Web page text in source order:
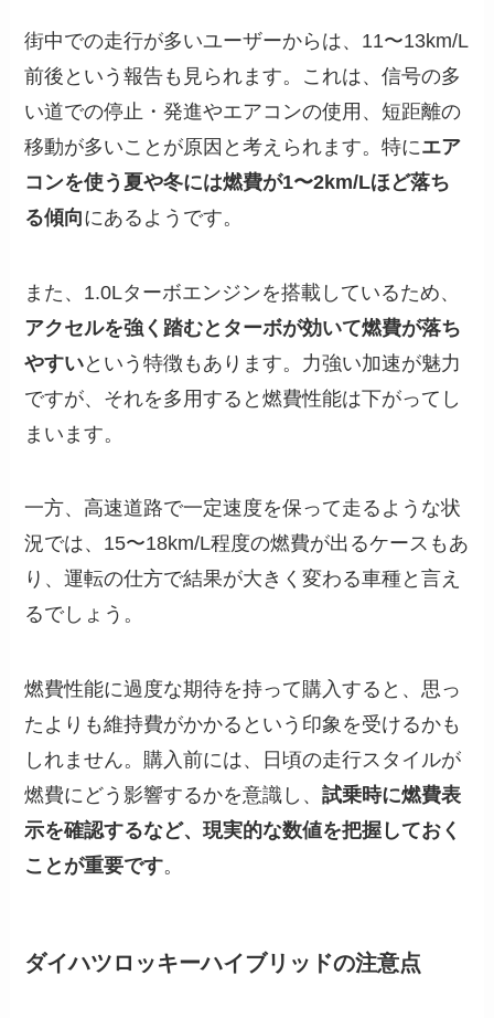
街中での走行が多いユーザーからは、11〜13km/L
前後という報告も見られます。これは、信号の多
い道での停止・発進やエアコンの使用、短距離の
移動が多いことが原因と考えられます。特にエア
コンを使う夏や冬には燃費が1〜2km/Lほど落ち
る傾向にあるようです。
また、1.0Lターボエンジンを搭載しているため、
アクセルを強く踏むとターボが効いて燃費が落ち
やすいという特徴もあります。力強い加速が魅力
ですが、それを多用すると燃費性能は下がってし
まいます。
一方、高速道路で一定速度を保って走るような状
況では、15〜18km/L程度の燃費が出るケースもあ
り、運転の仕方で結果が大きく変わる車種と言え
るでしょう。
燃費性能に過度な期待を持って購入すると、思っ
たよりも維持費がかかるという印象を受けるかも
しれません。購入前には、日頃の走行スタイルが
燃費にどう影響するかを意識し、試乗時に燃費表
示を確認するなど、現実的な数値を把握しておく
ことが重要です。
ダイハツロッキーハイブリッドの注意点